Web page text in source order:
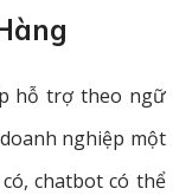
hỗ trợ theo ngữ
nghiệp một
chatbot có thể